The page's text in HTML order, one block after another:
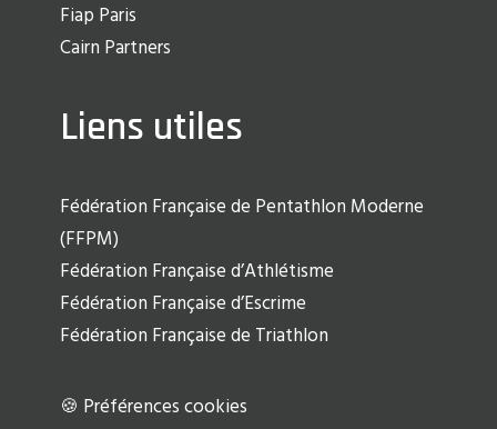
Fiap Paris
Cairn Partners
Liens utiles
Fédération Française de Pentathlon Moderne
(FFPM)
Fédération Française d’Athlétisme
Fédération Française d’Escrime
Fédération Française de Triathlon
🍪 Préférences cookies